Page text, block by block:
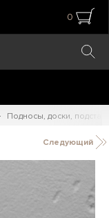
0
Подносы, доски,
Следующий